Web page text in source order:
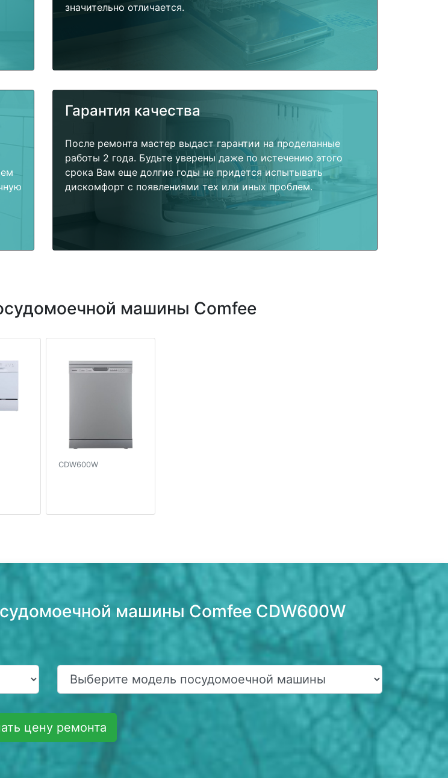
значительно отличается.
Гарантия качества
После ремонта мастер выдаст гарантии на проделанные
работы 2 года. Будьте уверены даже по истечению этого
срока Вам еще долгие годы не придется испытывать
дискомфорт с появлениями тех или иных проблем.
машины Comfee
CDW600W
машины Comfee CDW600W
цену ремонта